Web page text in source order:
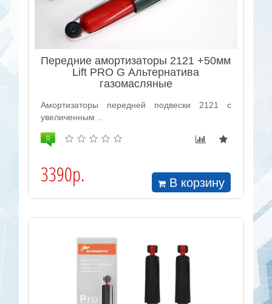
Передние амортизаторы 2121 +50мм
Lift PRO G Альтернатива
газомасляные
Амортизаторы передней подвески 2121 с
увеличенным ..
0
3390р. В корзину